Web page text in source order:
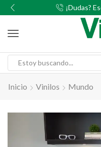
¡Dudas?
Inicio Vinilos Mundo